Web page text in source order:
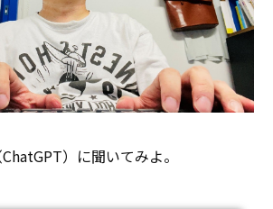
）に聞いてみよ。